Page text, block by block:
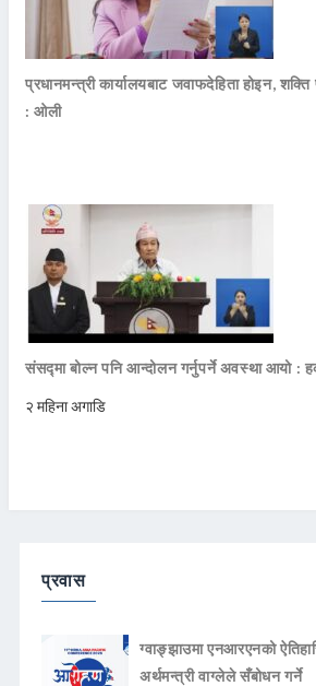
प्रधानमन्त्री कार्यालयबाट जवाफदेहिता होइन,
: ओली
संसद्मा बोल्न पनि आन्दोलन गर्नुपर्ने अवस्था आयो :
२ महिना अगाडि
प्रवास
ग्वाङ्झाउमा एनआरएनको
अर्थमन्त्री वाग्लेले सँबोधन गर्ने